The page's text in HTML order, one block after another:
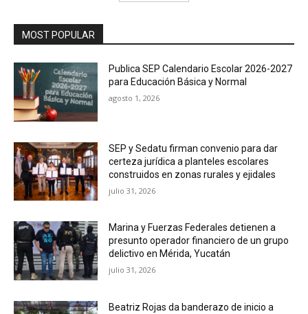
MOST POPULAR
Publica SEP Calendario Escolar 2026-2027
para Educación Básica y Normal
agosto 1, 2026
SEP y Sedatu firman convenio para dar
certeza jurídica a planteles escolares
construidos en zonas rurales y ejidales
julio 31, 2026
Marina y Fuerzas Federales detienen a
presunto operador financiero de un grupo
delictivo en Mérida, Yucatán
julio 31, 2026
Beatriz Rojas da banderazo de inicio a